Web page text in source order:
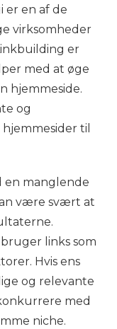
er en af de
virksomheder
er
med at øge
hjemmeside.
og
til
en manglende
være svært at
links som
Hvis ens
og relevante
med
niche.